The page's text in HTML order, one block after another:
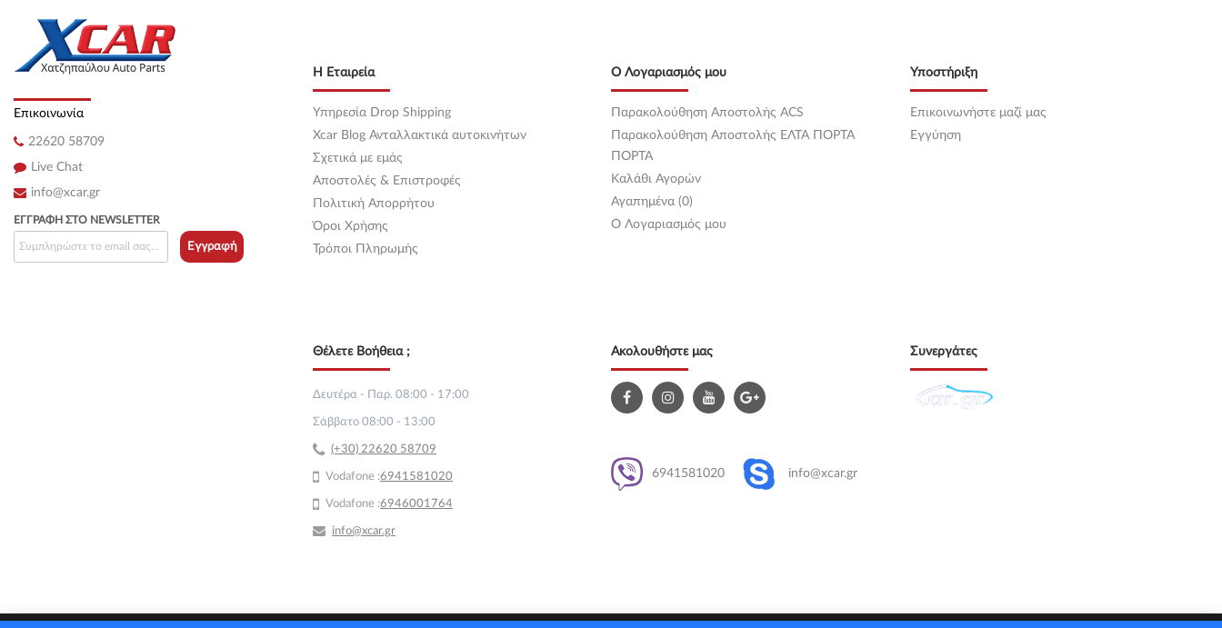
Επικοινωνία
22620 58709
Live Chat
info@xcar.gr
Η Εταιρεία
Υπηρεσία Drop Shipping
Xcar Blog Ανταλλακτικά αυτοκινήτων
Σχετικά με εμάς
Αποστολές & Επιστροφές
Πολιτική Απορρήτου
Όροι Χρήσης
Τρόποι Πληρωμής
Ο Λογαριασμός μου
Παρακολούθηση Αποστολής ACS
Παρακολούθηση Αποστολής ΕΛΤΑ ΠΟΡΤΑ
ΠΟΡΤΑ
Καλάθι Αγορών
Αγαπημένα (0)
O Λογαριασμός μου
Υποστήριξη
Επικοινωνήστε μαζί μας
Εγγύηση
ΕΓΓΡΑΦΉ ΣΤΟ NEWSLETTER
Εγγραφή
Θέλετε Βοήθεια ;
Δευτέρα - Παρ. 08:00 - 17:00
Σάββατο 08:00 - 13:00
(+30) 22620 58709
Vodafone :6941581020
Vodafone :6946001764
info@xcar.gr
Ακολουθήστε μας
6941581020 info@xcar.gr
Συνεργάτες